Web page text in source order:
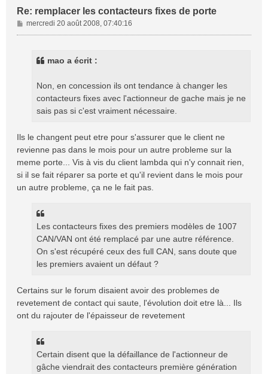
Re: remplacer les contacteurs fixes de porte
M
e
mercredi 20 août 2008, 07:40:16
mao a écrit :
Non, en concession ils ont tendance à changer les
contacteurs fixes avec l'actionneur de gache mais je ne
sais pas si c'est vraiment nécessaire.
Ils le changent peut etre pour s'assurer que le client ne
revienne pas dans le mois pour un autre probleme sur la
meme porte... Vis à vis du client lambda qui n'y connait rien,
si il se fait réparer sa porte et qu'il revient dans le mois pour
un autre probleme, ça ne le fait pas.
Les contacteurs fixes des premiers modèles de 1007
CAN/VAN ont été remplacé par une autre référence.
On s'est récupéré ceux des full CAN, sans doute que
les premiers avaient un défaut ?
Certains sur le forum disaient avoir des problemes de
revetement de contact qui saute, l'évolution doit etre là... Ils
ont du rajouter de l'épaisseur de revetement
Certain disent que la défaillance de l'actionneur de
gâche viendrait des contacteurs première génération